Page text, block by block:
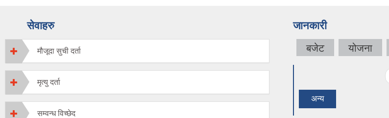
सेवाहरु
मौजूदा सुची दर्ता
मृत्यु दर्ता
सम्वन्ध विच्छेद
जानकारी
बजेट योजना
अन्य